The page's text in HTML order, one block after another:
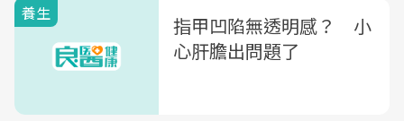
養生
指甲凹陷無透明感？ 小
心肝膽出問題了